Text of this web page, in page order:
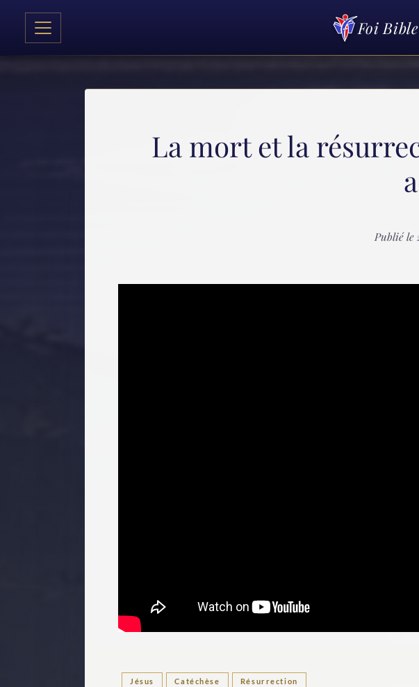
Foi
La mort et la
Publié le
Jésus Catéchèse Résurrection